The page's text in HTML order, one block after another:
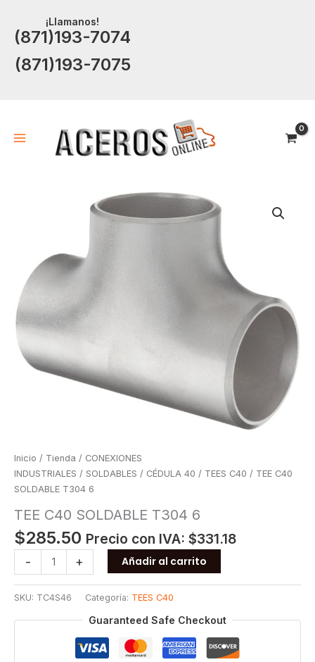
contenido
¡Llamanos!
(871)193-7074
(871)193-7075
Inicio / Tienda / CONEXIONES
INDUSTRIALES / SOLDABLES / CÉDULA 40 / TEES C40 / TEE C40
SOLDABLE T304 6
TEE C40 SOLDABLE T304 6
$285.50 Precio con IVA: $331.18
-
C40
SOLDABLE
T304
6
+ Añadir al carrito
SKU: TC4S46 Categoría: TEES C40
Guaranteed Safe Checkout